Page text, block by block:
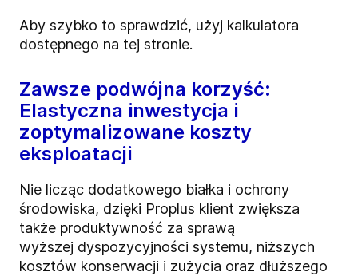
Aby szybko to sprawdzić, użyj kalkulatora
dostępnego na tej stronie.
Zawsze podwójna korzyść:
Elastyczna inwestycja i
zoptymalizowane koszty
eksploatacji
Nie licząc dodatkowego białka i ochrony
środowiska, dzięki Proplus klient zwiększa
także produktywność za sprawą
wyższej dyspozycyjności systemu, niższych
kosztów konserwacji i zużycia oraz dłuższego